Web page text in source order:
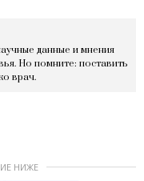
данные и мнения
Но помните: поставить
врач.
НИЖЕ